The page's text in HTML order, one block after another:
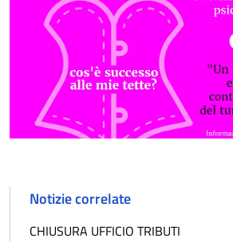
Notizie correlate
CHIUSURA UFFICIO TRIBUTI